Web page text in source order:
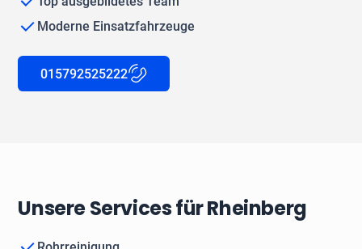
Moderne Einsatzfahrzeuge
015792525222
Unsere Services für Rheinberg